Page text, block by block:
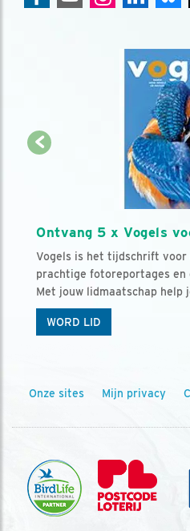
Ontvang 5 x Vogels
Vogels is het tijdschrift voor
prachtige fotoreportages en
Met jouw lidmaatschap help
WORD LID
Onze sites Mijn privacy